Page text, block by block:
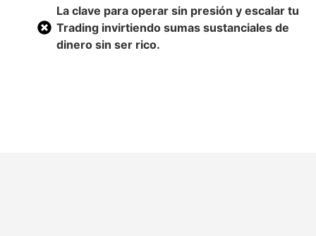
La clave para operar sin presión y escalar tu
Trading invirtiendo sumas sustanciales de
dinero sin ser rico.